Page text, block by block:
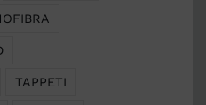
TAPPETI